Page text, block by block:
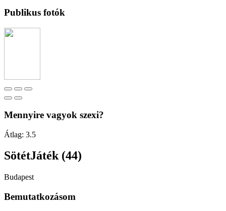
Publikus fotók
Mennyire vagyok szexi?
Átlag: 3.5
SötétJáték (44)
Budapest
Bemutatkozásom